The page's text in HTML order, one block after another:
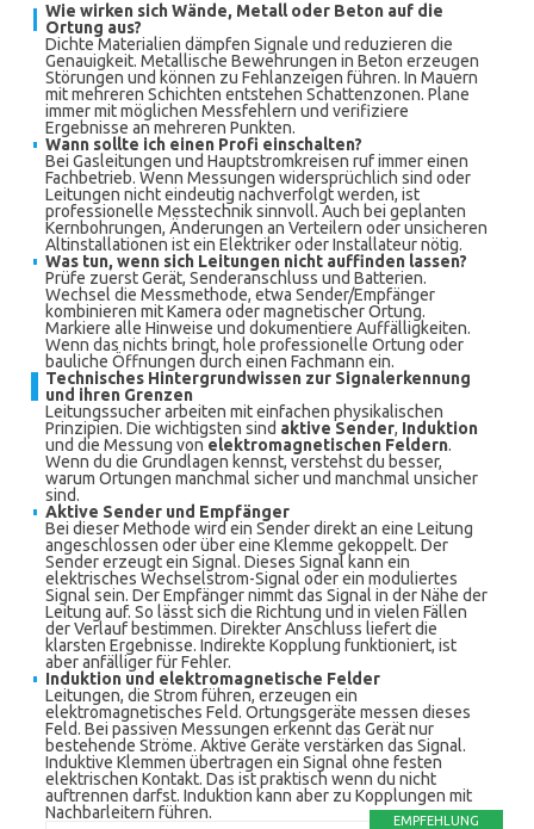
Wie wirken sich Wände, Metall oder Beton auf die
Ortung aus?
Dichte Materialien dämpfen Signale und reduzieren die
Genauigkeit. Metallische Bewehrungen in Beton erzeugen
Störungen und können zu Fehlanzeigen führen. In Mauern
mit mehreren Schichten entstehen Schattenzonen. Plane
immer mit möglichen Messfehlern und verifiziere
Ergebnisse an mehreren Punkten.
Wann sollte ich einen Profi einschalten?
Bei Gasleitungen und Hauptstromkreisen ruf immer einen
Fachbetrieb. Wenn Messungen widersprüchlich sind oder
Leitungen nicht eindeutig nachverfolgt werden, ist
professionelle Messtechnik sinnvoll. Auch bei geplanten
Kernbohrungen, Änderungen an Verteilern oder unsicheren
Altinstallationen ist ein Elektriker oder Installateur nötig.
Was tun, wenn sich Leitungen nicht auffinden lassen?
Prüfe zuerst Gerät, Senderanschluss und Batterien.
Wechsel die Messmethode, etwa Sender/Empfänger
kombinieren mit Kamera oder magnetischer Ortung.
Markiere alle Hinweise und dokumentiere Auffälligkeiten.
Wenn das nichts bringt, hole professionelle Ortung oder
bauliche Öffnungen durch einen Fachmann ein.
Technisches Hintergrundwissen zur Signalerkennung
und ihren Grenzen
Leitungssucher arbeiten mit einfachen physikalischen
Prinzipien. Die wichtigsten sind aktive Sender, Induktion
und die Messung von elektromagnetischen Feldern.
Wenn du die Grundlagen kennst, verstehst du besser,
warum Ortungen manchmal sicher und manchmal unsicher
sind.
Aktive Sender und Empfänger
Bei dieser Methode wird ein Sender direkt an eine Leitung
angeschlossen oder über eine Klemme gekoppelt. Der
Sender erzeugt ein Signal. Dieses Signal kann ein
elektrisches Wechselstrom-Signal oder ein moduliertes
Signal sein. Der Empfänger nimmt das Signal in der Nähe der
Leitung auf. So lässt sich die Richtung und in vielen Fällen
der Verlauf bestimmen. Direkter Anschluss liefert die
klarsten Ergebnisse. Indirekte Kopplung funktioniert, ist
aber anfälliger für Fehler.
Induktion und elektromagnetische Felder
Leitungen, die Strom führen, erzeugen ein
elektromagnetisches Feld. Ortungsgeräte messen dieses
Feld. Bei passiven Messungen erkennt das Gerät nur
bestehende Ströme. Aktive Geräte verstärken das Signal.
Induktive Klemmen übertragen ein Signal ohne festen
elektrischen Kontakt. Das ist praktisch wenn du nicht
auftrennen darfst. Induktion kann aber zu Kopplungen mit
Nachbarleitern führen.
EMPFEHLUNG